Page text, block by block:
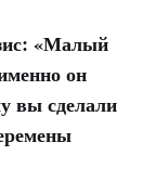
«Малый
он
вы сделали